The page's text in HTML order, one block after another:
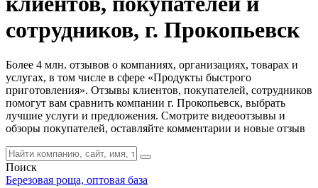
сотрудников, г. Прокопьевск
Более 4 млн. отзывов о компаниях, организациях, товарах и
услугах, в том числе в сфере «Продукты быстрого
приготовления». Отзывы клиентов, покупателей, сотрудников
помогут вам сравнить компании г. Прокопьевск, выбрать
лучшие услуги и предложения. Смотрите видеоотзывы и
обзоры покупателей, оставляйте комментарии и новые отзыв
Поиск
Березовая роща, оптовая база